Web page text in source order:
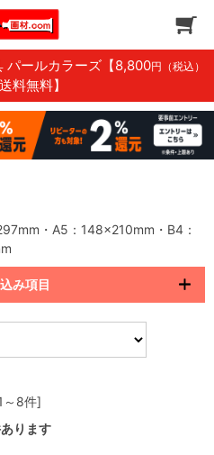
パールカラーズ 【8,800円（税込）
料無料】
・A5：148×210mm・B4：
み項目
～8件]
ります